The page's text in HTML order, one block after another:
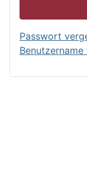
Passwort
Benutzername